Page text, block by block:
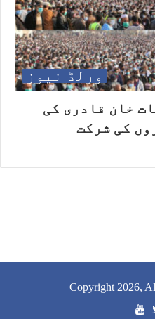
ورلڈ نیوز
خان قادری کی
کی شرکت